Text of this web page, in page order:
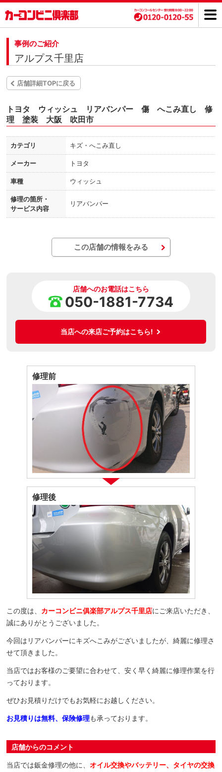
事例のご紹介
アルプス千里店
店舗詳細TOPに戻る
トヨタ ウィッシュ リアバンパー 傷 へこみ直し 修
理 塗装 大阪 吹田市
カテゴリ キズ・へこみ直し
メーカー トヨタ
車種 ウィッシュ
修理の箇所・
サービス内容
リアバンパー
この店舗の情報をみる
店舗へのお電話はこちら
050-1881-7734
当店への来店ご予約はこちら!
修理前
修理後
この度は、 カーコンビニ俱楽部アルプス千里店にご来店いただき、
誠にありがとうございました。
今回はリアバンパーにキズへこみがございましたが、綺麗に修理さ
せて頂きました。
当店ではお客様のご要望に合わせて、安く早く綺麗に修理作業を行
っております。
ぜひお見積りだけでもお気軽にお越しください。
お見積りは無料、保険修理も承っております。
店舗からのコメント
当店では鈑金修理の他に、オイル交換やバッテリー、タイヤの交換